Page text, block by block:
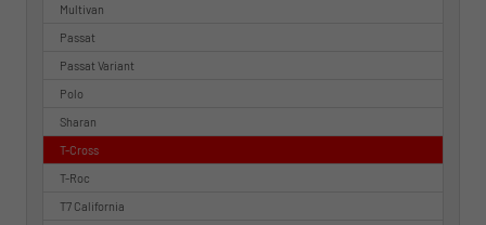
Multivan
Passat
Passat Variant
Polo
Sharan
T-Cross
T-Roc
T7 California